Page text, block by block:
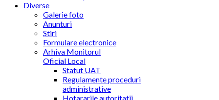
Diverse
Galerie foto
Anunturi
Stiri
Formulare electronice
Arhiva Monitorul
Oficial Local
Statut UAT
Regulamente proceduri
administrative
Hotararile autoritatii